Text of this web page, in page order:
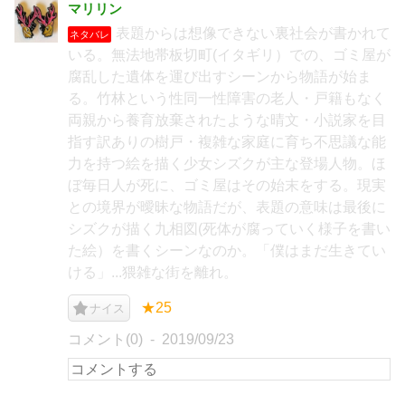
マリリン
ネタバレ
表題からは想像できない裏社会が書かれて
いる。無法地帯板切町(イタギリ）での、ゴミ屋が
腐乱した遺体を運び出すシーンから物語が始ま
る。竹林という性同一性障害の老人・戸籍もなく
両親から養育放棄されたような晴文・小説家を目
指す訳ありの樹戸・複雑な家庭に育ち不思議な能
力を持つ絵を描く少女シズクが主な登場人物。ほ
ぼ毎日人が死に、ゴミ屋はその始末をする。現実
との境界が曖昧な物語だが、表題の意味は最後に
シズクが描く九相図(死体が腐っていく様子を書い
た絵）を書くシーンなのか。「僕はまだ生きてい
ける」...猥雑な街を離れ。
ナイス ★25
コメント(0) 2019/09/23